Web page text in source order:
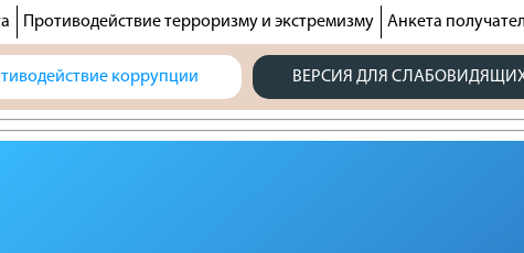
Противодействие терроризму и экстремизму Анкета
коррупции ВЕРСИЯ ДЛЯ